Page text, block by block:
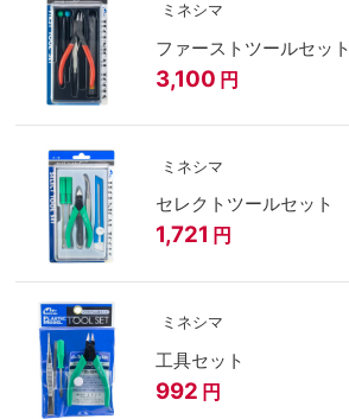
ミネシマ
ファーストツールセット
3,100 円
ミネシマ
セレクトツールセット
1,721 円
ミネシマ
工具セット
992 円